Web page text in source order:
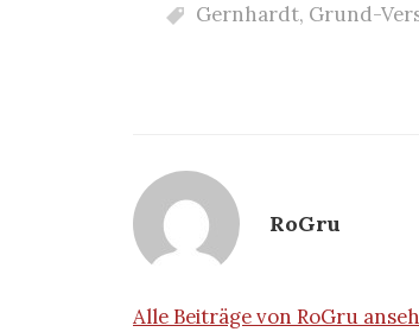
Gernhardt, Grund-
RoGru
Alle Beiträge von RoGru